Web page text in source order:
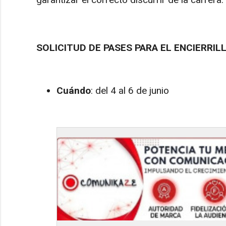
SOLICITUD DE PASES PARA EL
Cuándo: del 4 al 6 de junio